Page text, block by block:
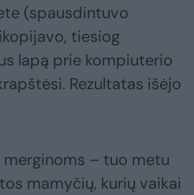
(spausdintuvo
tiesiog
lapą prie kompiuterio
Rezultatas išėjo
merginoms – tuo metu
mamyčių, kurių vaikai